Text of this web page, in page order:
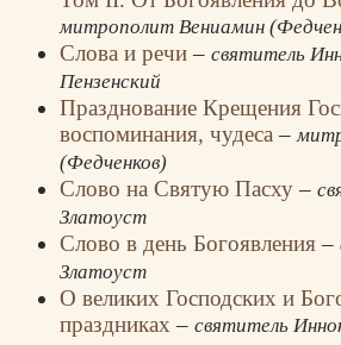
3) дата зачатия пророка Иоанна
приводит подробные доказательства
Писания, что праведная Елисавета
сентября, когда отмечался праздник
полгода после этого события, в
Спустя 9 месяцев, в декабре,
В конце беседы святитель называет
величайшей тайной, поэтому
ее и принять истину Боговоплощения.
*Название сочинения на греческом
ϒενέθλιον ἡμέραν τοῦ Σωτῆρος ἡμῶν
*Название сочинения на латинском
митрополит Вениамин
Слова и речи– святитель
Пензенский
Празднование Крещения
воспоминания, чудеса–
(Федченков)
Слово на Святую Пасху–
Златоуст
Слово в день Богоявления–
Златоуст
О великих Господских и
праздниках– святитель